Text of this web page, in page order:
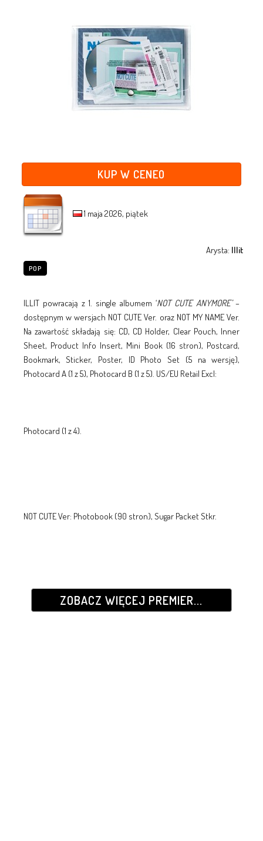
KUP W CENEO
1 maja 2026, piątek
Arysta: Illit
POP
ILLIT powracają z 1. single albumem ‘NOT CUTE ANYMORE’–
dostępnym w wersjach NOT CUTE Ver. oraz NOT MY NAME Ver.
Na zawartość składają się: CD, CD Holder, Clear Pouch, Inner
Sheet, Product Info Insert, Mini Book (16 stron), Postcard,
Bookmark, Sticker, Poster, ID Photo Set (5 na wersję),
Photocard A (1 z 5), Photocard B (1 z 5). US/EU Retail Excl:
Photocard (1 z 4).
NOT CUTE Ver: Photobook (90 stron), Sugar Packet Stkr.
ZOBACZ WIĘCEJ PREMIER...